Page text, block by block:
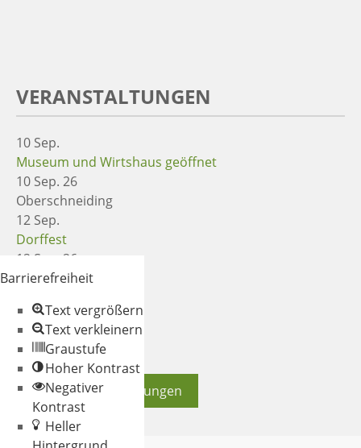
VERANSTALTUNGEN
10 Sep.
Museum und Wirtshaus geöffnet
10 Sep. 26
Oberschneiding
12 Sep.
Dorffest
12 Sep. 26
Oberschneiding
Tischbasar
12 Sep. 26
Oberschneiding
weitere Veranstaltungen
Barrierefreiheit
Text vergrößern
Text verkleinern
Graustufe
Hoher Kontrast
Negativer
Kontrast
Heller